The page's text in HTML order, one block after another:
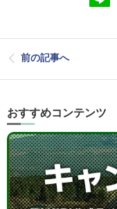
前の記事へ
おすすめコンテンツ